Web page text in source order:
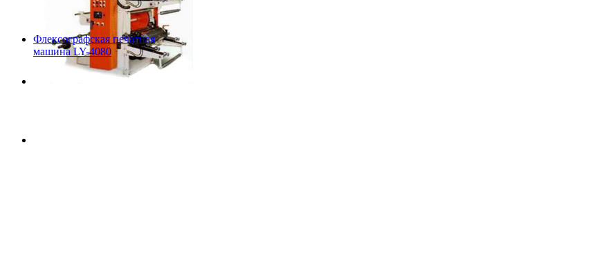
Флексографская печатная
машина LY-4080